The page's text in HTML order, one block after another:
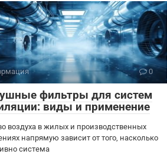
0
фильтры для систем
виды и применение
воздуха в жилых и производственных
напрямую зависит от того, насколько
система